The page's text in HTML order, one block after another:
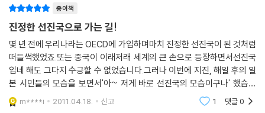
의 인식이 조금씩 달라지고 있는 것이다. 사회적 투자에 세금을 감면해주
는 영국 정부의 정책도 이런 현상에 도움이 되고 있다.---p.250
이 재단은 청년들이 요리사가 돼서 자신의 삶을 바꿀 기회를 만들어준다는
제이미 올리버의 정신을 실현하기 위해 만들어진 것이다. 2002년 영국의
방송사 채널4는 〈제이미스 키친(Jamie’s Kitchen)〉이라는 TV 프로그램
을 방영했다. 15명의 빈곤층 청소년들을 요리사로 훈련시키는 프로그램이
영국 사회의 크고 작은 풀뿌리 실천 사례 뒤에는 이런 활동을 지원하는 여
러 기관과 재단들이 든든하게 버티고 있다. 로또 기금의 기부를 받아 사회
적 기업을 지원하는 NESTA, 시민들의 목소리를 모아 행정 서비스를 개혁
하는 싱크 퍼블릭, 기부 문화 발전을 독려해 사회 변화를 이끄는 CFN, 다
른 곳에서 지원을 받기 쉽지 않은 사회혁신 활동에 손길을 뻗는 에스메 페
어베언 재단 등이 바로 그것이다. 이런 중간 지원 기관과 재단들은 크고 작
은 사회적 기업과 시민사회 활동이 꽃필 수 있게 넉넉한 토양을 만들어주
는 구실을 한다.
종이책
진정한 선진국으로 가는 길!
몇 년 전에 우리나라는 OECD에 가입하며마치 진정한 선진국이 된 것처럼
떠들썩했었죠.또는 중국이 이래저래 세계의 큰 손으로 등장하면서선진국
입네 해도 그다지 수긍할 수 없었습니다.그러나 이번에 지진, 해일 후의 일
본 시민들의 모습을 보면서'아~ 저게 바로 선진국의 모습이구나' 했습니
다.그리고 이번에 '올리버는 세상을 어떻게 요리할까?'라는 이 책을 읽으면
서는영국이라는 나
m****i 2011.04.18. 신고 1 댓글0